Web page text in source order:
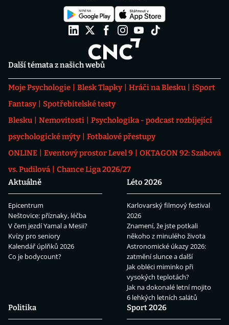
Další témata z našich webů
Moje Psychologie Blesk Tlapky Hráči na Blesku
iSport
Fantasy
Spotřebitelské testy
Blesku
Nemovitosti
Psychologika - podcast rozbíjející
psychologické mýty
Fotbalové přestupy
ONLINE
Eventový prostor Level 9
OKTAGON 92: Szabová
vs. Pudilová
Chance Liga 2026/27
Aktuálně
Epicentrum
Neštovice: příznaky, léčba
V čem jezdí Yamal a Mesii?
Kvízy pro seniory
Kalendář úplňků 2026
Co je bodycount?
Léto 2026
Karlovarský filmový festival
2026
Znamení, že jste potkali
někoho z minulého života
Astronomické úkazy 2026:
zatmění slunce a další
Jak obléci miminko při
vysokých teplotách?
Jak na dokonalé letní mojito
6 lehkých letních salátů
Politika
Sport 2026